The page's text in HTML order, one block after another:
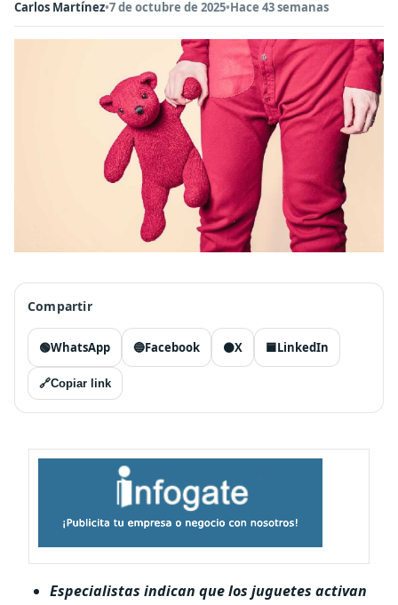
Carlos Martínez•7 de octubre de 2025•Hace 43 semanas
Compartir
🟢WhatsApp 🔵Facebook ⚫X 🟦LinkedIn
🔗Copiar link
Especialistas indican que los juguetes activan